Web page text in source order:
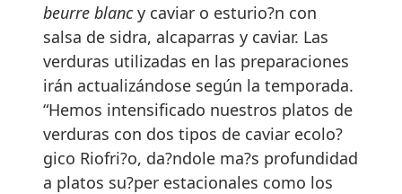
beurre blancy caviar o esturio?n con
salsa de sidra, alcaparras y caviar. Las
verduras utilizadas en las preparaciones
irán actualizándose según la temporada.
“Hemos intensificado nuestros platos de
verduras con dos tipos de caviar ecolo?
gico Riofri?o, da?ndole ma?s profundidad
a platos su?per estacionales como los